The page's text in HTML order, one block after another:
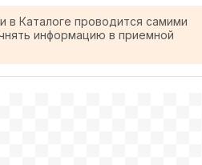
в Каталоге проводится самими
информацию в приемной